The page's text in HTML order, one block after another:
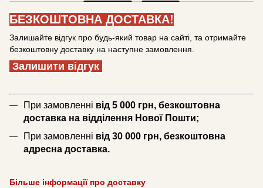
БЕЗКОШТОВНА ДОСТАВКА!
Залишайте відгук про будь-який товар на сайті, та отримайте
безкоштовну доставку на наступне замовлення.
Залишити відгук
При замовленні від 5 000 грн, безкоштовна
доставка на відділення Нової Пошти;
При замовленні від 30 000 грн, безкоштовна
адресна доставка.
Більше інформації про доставку